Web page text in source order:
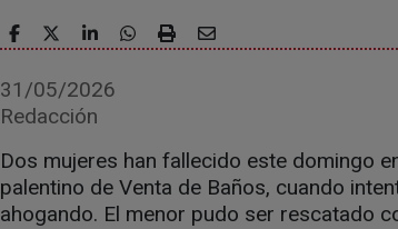
31/05/2026
Redacción
Dos mujeres han fallecido este domingo
palentino de Venta de Baños, cuando
ahogando. El menor pudo ser rescatado